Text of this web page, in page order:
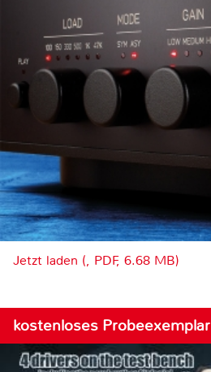
Jetzt laden (, PDF, 6.68 MB)
kostenloses Probeexemplar